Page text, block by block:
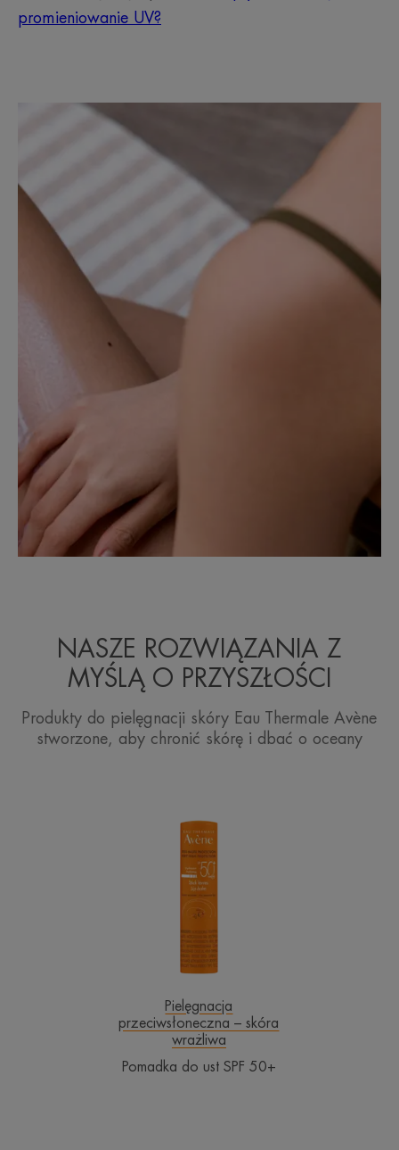
promieniowanie UV?
NASZE ROZWIĄZANIA Z
MYŚLĄ O PRZYSZŁOŚCI
Produkty do pielęgnacji skóry Eau Thermale Avène
stworzone, aby chronić skórę i dbać o oceany
Pomadka
do
ust
SPF
50+
Pielęgnacja
przeciwsłoneczna – skóra
wrażliwa
Pomadka do ust SPF 50+